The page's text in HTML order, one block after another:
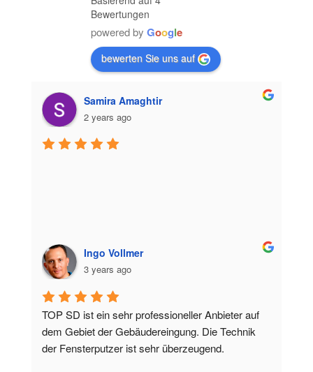
Bewertungen
powered by Google
bewerten Sie uns auf
Samira Amaghtir
2 years ago
Ingo Vollmer
3 years ago
TOP SD ist ein sehr professioneller Anbieter auf
dem Gebiet der Gebäudereingung. Die Technik
der Fensterputzer ist sehr überzeugend.